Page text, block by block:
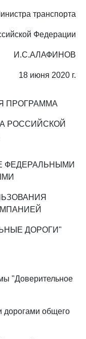
транспорта
Федерации
И.С.АЛАФИНОВ
18 июня 2020 г.
ПРОГРАММА
РОССИЙСКОЙ
ФЕДЕРАЛЬНЫМИ
ДОРОГИ"
"Доверительное
общего